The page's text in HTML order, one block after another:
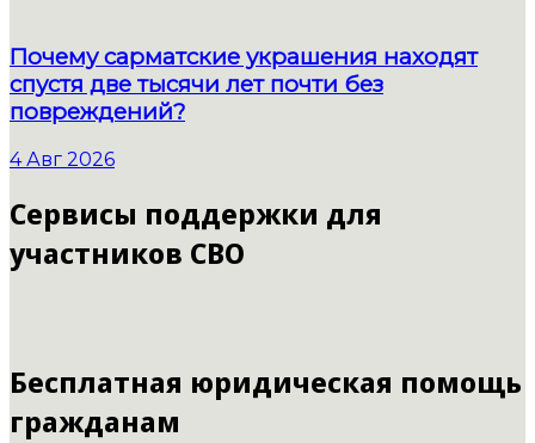
Почему сарматские украшения находят
спустя две тысячи лет почти без
повреждений?
4 Авг 2026
Сервисы поддержки для
участников СВО
Бесплатная юридическая помощь
гражданам